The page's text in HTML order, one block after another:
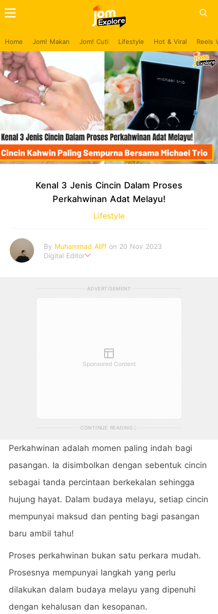
Home Jom! Makan Jom! Cuti Lifestyle Hot & Viral Reels
Kenal 3 Jenis Cincin Dalam Proses
Perkahwinan Adat Melayu!
Lifestyle
By Muhammad Aliff on 20 Nov 2023
Digital Editor
ADVERTISEMENT
Sponsored Content
CONTINUE READING
Perkahwinan adalah momen paling indah bagi
pasangan. Ia disimbolkan dengan sebentuk cincin
sebagai tanda percintaan berkekalan sehingga
hujung hayat. Dalam budaya melayu, setiap cincin
mempunyai maksud dan penting bagi pasangan
baru ambil tahu!
Proses perkahwinan bukan satu perkara mudah.
Prosesnya mempunyai langkah yang perlu
dilakukan dalam budaya melayu yang dipenuhi
dengan kehalusan dan kesopanan.